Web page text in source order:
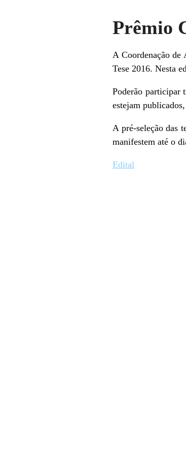
Prêmio
A Coordenação
Tese 2016. Nesta
Poderão participar
estejam
A pré-seleção das
manifestem até o
Edital